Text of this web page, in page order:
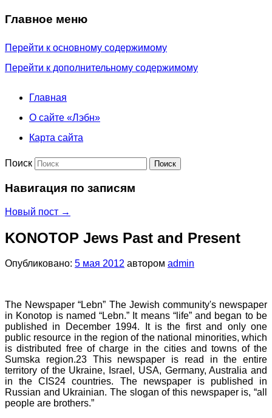
Главное меню
Перейти к основному содержимому
Перейти к дополнительному содержимому
Главная
О сайте «Лэбн»
Карта сайта
Поиск
Навигация по записям
Новый пост →
KONOTOP Jews Past and Present
Опубликовано: 5 мая 2012 автором admin
The Newspaper “Lebn” The Jewish community's newspaper
in Konotop is named “Lebn.” It means “life” and began to be
published in December 1994. It is the first and only one
public resource in the region of the national minorities, which
is distributed free of charge in the cities and towns of the
Sumska region.23 This newspaper is read in the entire
territory of the Ukraine, Israel, USA, Germany, Australia and
in the CIS24 countries. The newspaper is published in
Russian and Ukrainian. The slogan of this newspaper is, “all
people are brothers.”